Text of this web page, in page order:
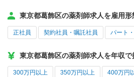
東京都葛飾区の薬剤師求人を雇用形
正社員 契約社員・嘱託社員 パート
東京都葛飾区の薬剤師求人を年収で
300万円以上 350万円以上 400万円